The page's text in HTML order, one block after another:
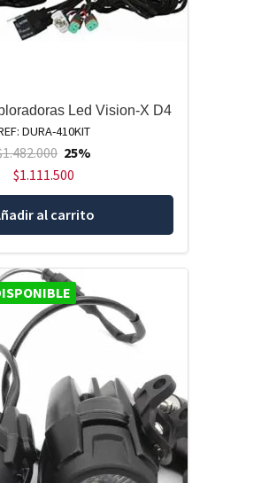
Led Vision-X D4
DURA-410KIT
1.482.000 25%
$1.111.500
al carrito